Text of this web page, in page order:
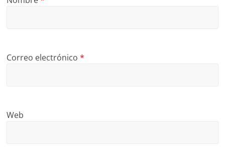
Correo electrónico*
Web